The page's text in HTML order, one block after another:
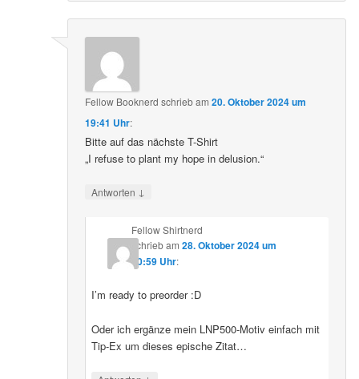
Fellow Booknerd schriebam20. Oktober 2024 um
19:41 Uhr:
Bitte auf das nächste T-Shirt
„I refuse to plant my hope in delusion.“
Antworten ↓
Fellow Shirtnerd
schriebam 28. Oktober 2024 um
10:59 Uhr:
I’m ready to preorder :D
Oder ich ergänze mein LNP500-Motiv einfach mit
Tip-Ex um dieses epische Zitat…